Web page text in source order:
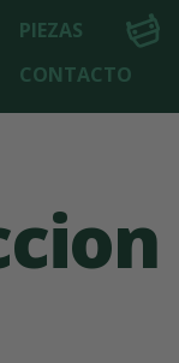
PIEZAS
CONTACTO